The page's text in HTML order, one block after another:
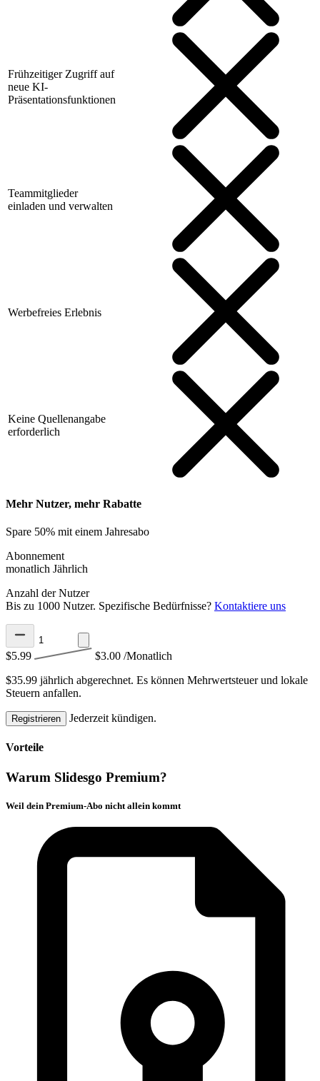
Frühzeitiger Zugriff auf
neue KI-
Präsentationsfunktionen
Teammitglieder
einladen und verwalten
Werbefreies Erlebnis
Keine Quellenangabe
erforderlich
Mehr Nutzer, mehr Rabatte
Spare 50% mit einem Jahresabo
Abonnement
monatlich Jährlich
Anzahl der Nutzer
Bis zu 1000 Nutzer. Spezifische Bedürfnisse? Kontaktiere uns
$5.99 $3.00 /Monatlich
$35.99 jährlich abgerechnet. Es können Mehrwertsteuer und lokale
Steuern anfallen.
Registrieren Jederzeit kündigen.
Vorteile
Warum Slidesgo Premium?
Weil dein Premium-Abo nicht allein kommt